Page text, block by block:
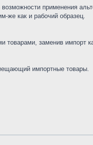
применения
же как и рабочий образец.
заменив импорт
импортные товары.